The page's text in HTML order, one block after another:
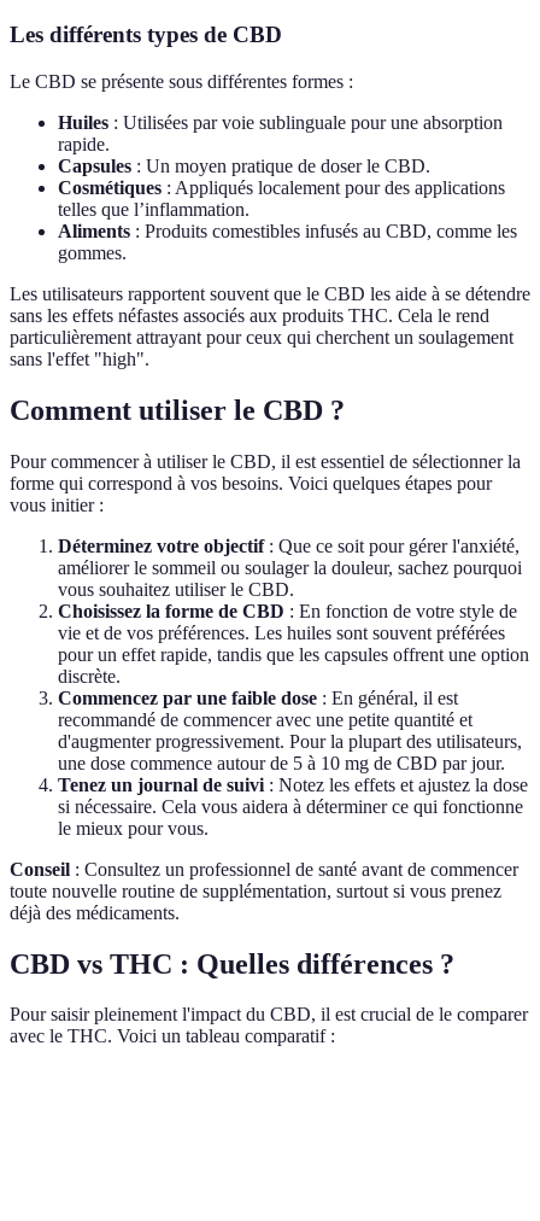
Les différents types de CBD
Le CBD se présente sous différentes formes :
Huiles : Utilisées par voie sublinguale pour une absorption
rapide.
Capsules : Un moyen pratique de doser le CBD.
Cosmétiques : Appliqués localement pour des applications
telles que l’inflammation.
Aliments : Produits comestibles infusés au CBD, comme les
gommes.
Les utilisateurs rapportent souvent que le CBD les aide à se détendre
sans les effets néfastes associés aux produits THC. Cela le rend
particulièrement attrayant pour ceux qui cherchent un soulagement
sans l'effet "high".
Comment utiliser le CBD ?
Pour commencer à utiliser le CBD, il est essentiel de sélectionner la
forme qui correspond à vos besoins. Voici quelques étapes pour
vous initier :
Déterminez votre objectif: Que ce soit pour gérer l'anxiété,
améliorer le sommeil ou soulager la douleur, sachez pourquoi
vous souhaitez utiliser le CBD.
Choisissez la forme de CBD : En fonction de votre style de
vie et de vos préférences. Les huiles sont souvent préférées
pour un effet rapide, tandis que les capsules offrent une option
discrète.
Commencez par une faible dose : En général, il est
recommandé de commencer avec une petite quantité et
d'augmenter progressivement. Pour la plupart des utilisateurs,
une dose commence autour de 5 à 10 mg de CBD par jour.
Tenez un journal de suivi : Notez les effets et ajustez la dose
si nécessaire. Cela vous aidera à déterminer ce qui fonctionne
le mieux pour vous.
Conseil : Consultez un professionnel de santé avant de commencer
toute nouvelle routine de supplémentation, surtout si vous prenez
déjà des médicaments.
CBD vs THC : Quelles différences ?
Pour saisir pleinement l'impact du CBD, il est crucial de le comparer
avec le THC. Voici un tableau comparatif :